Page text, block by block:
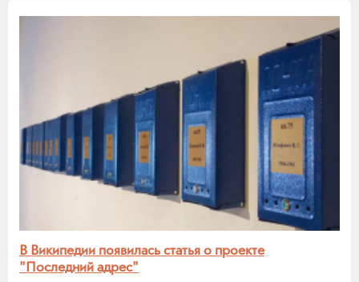
В Википедии появилась статья о проекте
"Последний адрес"